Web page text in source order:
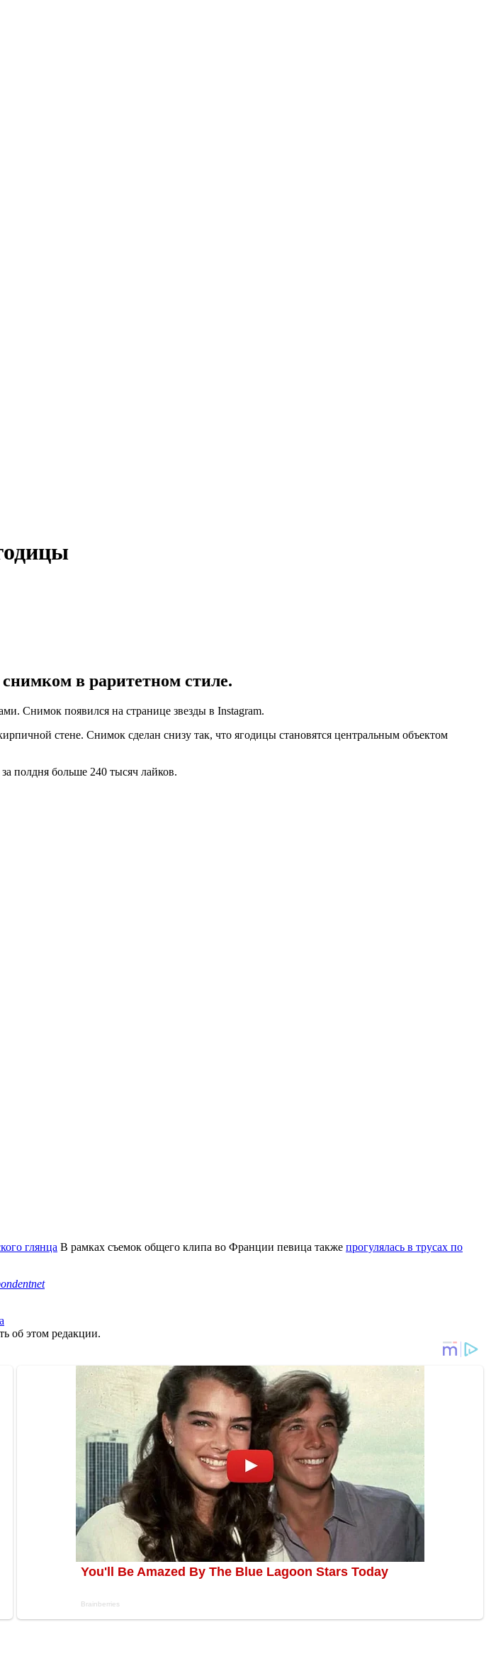
в раритетном стиле.
Снимок появился на странице звезды в Instagram.
стене. Снимок сделан снизу так, что ягодицы становятся центральным объектом
полдня больше 240 тысяч лайков.
глянца В рамках съемок общего клипа во Франции певица также прогулялась в трусах по
об этом редакции.